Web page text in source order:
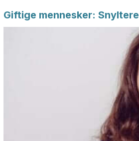
Giftige mennesker: